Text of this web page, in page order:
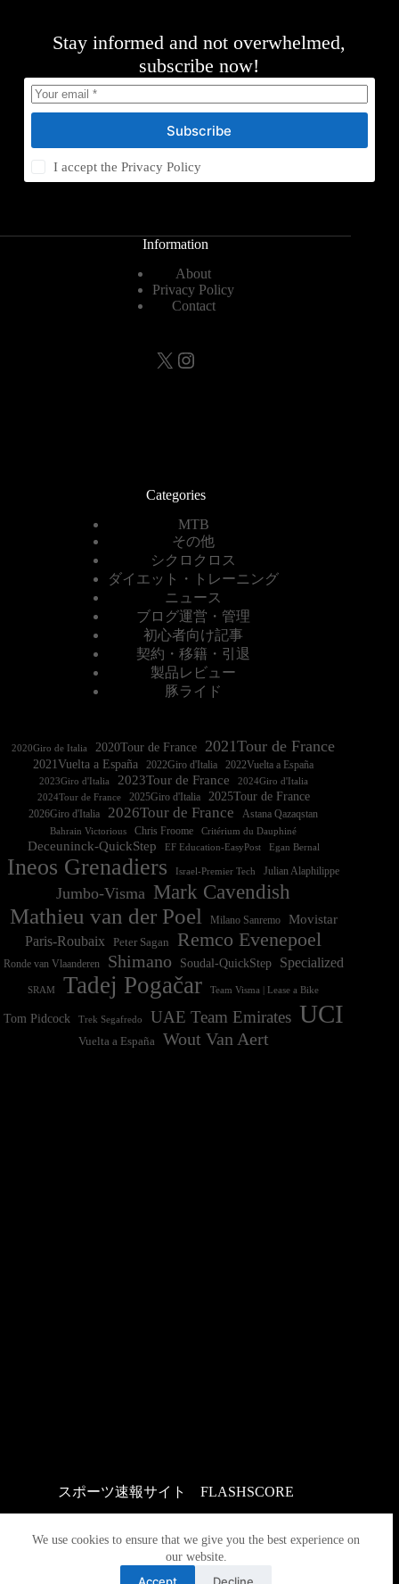
We use cookies to ensure that we give you the best experience on
our website.
Accept Decline
Stay informed and not overwhelmed,
subscribe now!
Subscribe
I accept thePrivacy Policy
Information
About
Privacy Policy
Contact
X Instagram
Categories
MTB
その他
シクロクロス
ダイエット・トレーニング
ニュース
ブログ運営・管理
初心者向け記事
契約・移籍・引退
製品レビュー
豚ライド
2020Giro de Italia 2020Tour de France 2021Tour de France
2021Vuelta a España 2022Vuelta a España
2023Giro d'Italia 2023Tour de France
2024Giro d'Italia‏
2024Tour de France
2025Giro d'Italia 2025Tour de France
2026Giro d'Italia 2026Tour de France Astana Qazaqstan
Bahrain Victorious Chris Froome Critérium du Dauphiné
Deceuninck-QuickStep EF Education-EasyPost Egan Bernal
Ineos Grenadiers Israel-Premier Tech Julian Alaphilippe
Jumbo-Visma Mark Cavendish
Mathieu van der Poel Milano Sanremo
Movistar
Paris-Roubaix
Peter Sagan Remco Evenepoel
Ronde van Vlaanderen Shimano Soudal-QuickStep Specialized
SRAM Tadej Pogačar Team Visma | Lease a Bike
Tom Pidcock Trek Segafredo UAE Team Emirates UCI
Vuelta a España Wout Van Aert
スポーツ速報サイト FLASHSCORE